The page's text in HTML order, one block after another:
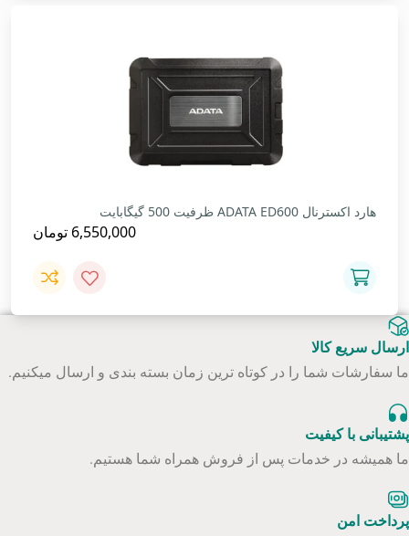
هارد اکسترنال ADATA ED600 ظرفیت 500 گیگابایت
6,550,000 تومان
ارسال سریع کالا
ما سفارشات شما را در کوتاه ترین زمان بسته بندی و ارسال میکنیم.
پشتیبانی با کیفیت
ما همیشه در خدمات پس از فروش همراه شما هستیم.
پرداخت امن